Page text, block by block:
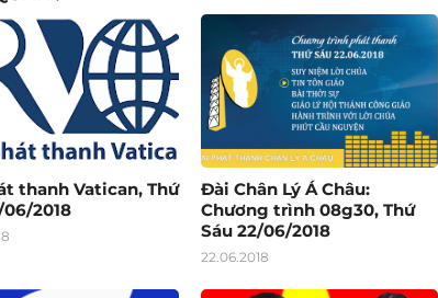
thanh Vatican, Thứ
06/2018
Đài Chân Lý Á Châu:
Chương trình 08g30, Thứ
Sáu 22/06/2018
22.06.2018